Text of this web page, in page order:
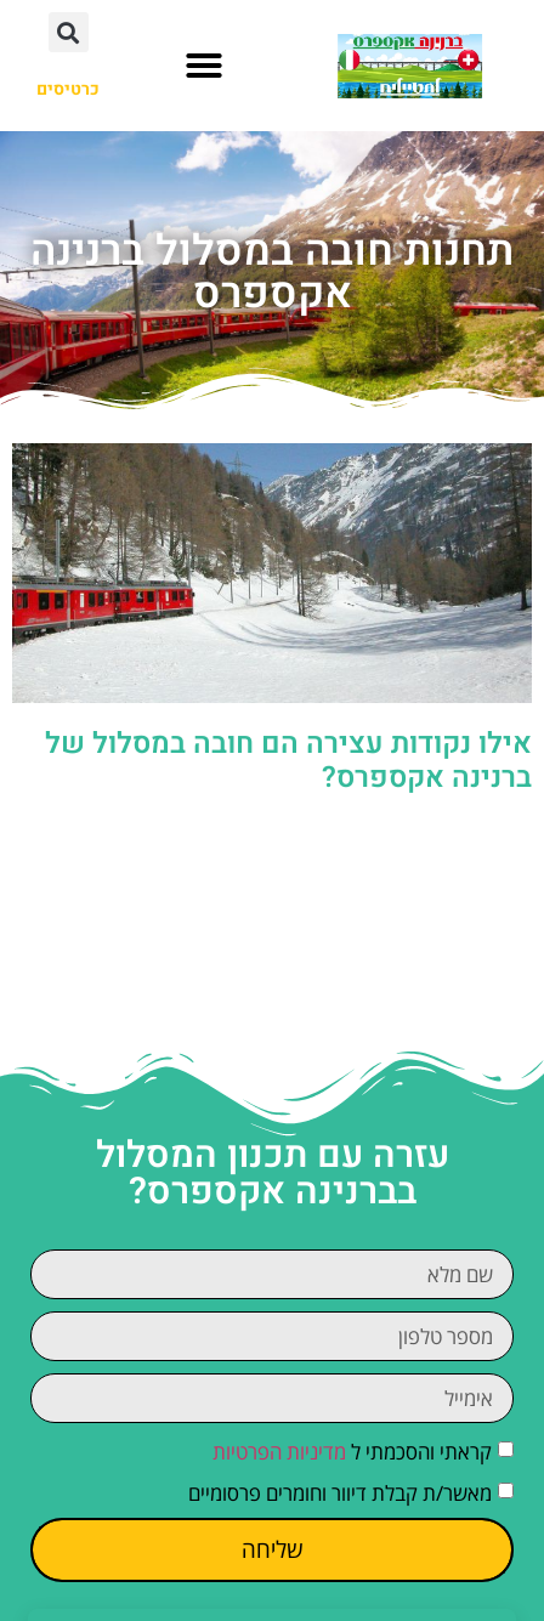
כרטיסים
תחנות חובה במסלול ברנינה
אקספרס
אילו נקודות עצירה הם חובה במסלול של
ברנינה אקספרס?
עזרה עם תכנון המסלול
בברנינה אקספרס?
קראתי והסכמתי ל מדיניות הפרטיות
מאשר/ת קבלת דיוור וחומרים פרסומיים
שליחה